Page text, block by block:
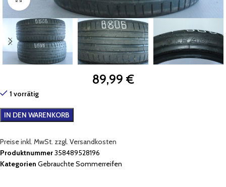
89,99 €
1 vorrätig
IN DEN WARENKORB
Preise inkl. MwSt. zzgl. Versandkosten
Produktnummer358489528196
Kategorien Gebrauchte Sommerreifen